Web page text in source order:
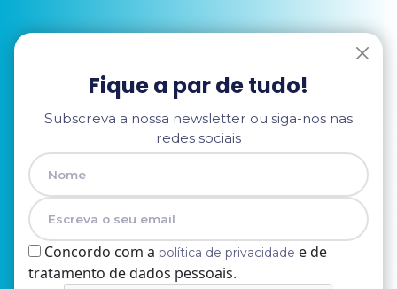
Fique a par de tudo!
Subscreva a nossa newsletter ou siga-nos nas
redes sociais
Nome
E-mail
Concordo com a política de privacidade e de
tratamento de dados pessoais.